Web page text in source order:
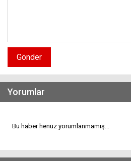
Gönder
Yorumlar
Bu haber henüz yorumlanmamış...